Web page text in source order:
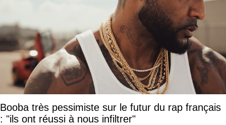
Booba très pessimiste sur le futur du rap français
: "ils ont réussi à nous infiltrer"